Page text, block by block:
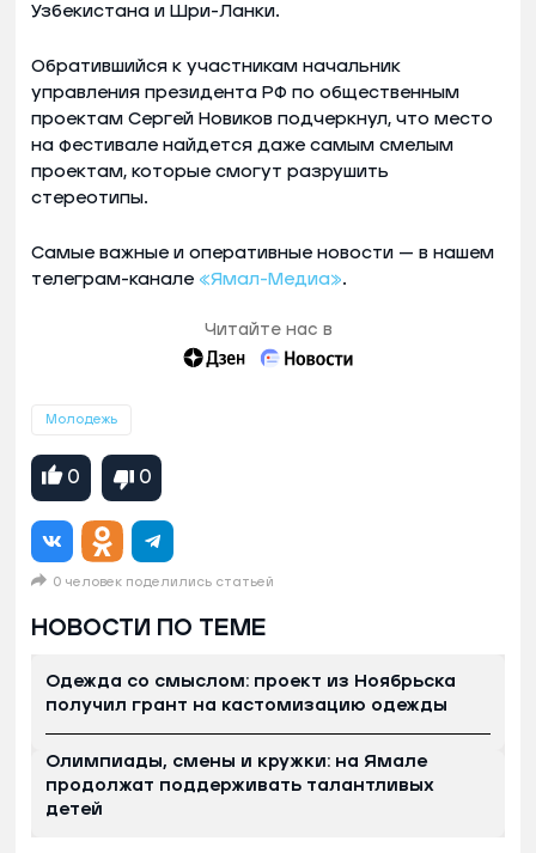
Узбекистана и Шри-Ланки.
Обратившийся к участникам начальник
управления президента РФ по общественным
проектам Сергей Новиков подчеркнул, что место
на фестивале найдется даже самым смелым
проектам, которые смогут разрушить
стереотипы.
Самые важные и оперативные новости — в нашем
телеграм-канале «Ямал-Медиа».
Читайте нас в
Молодежь
0 0
0 человек поделились статьей
НОВОСТИ ПО ТЕМЕ
Одежда со смыслом: проект из Ноябрьска
получил грант на кастомизацию одежды
Олимпиады, смены и кружки: на Ямале
продолжат поддерживать талантливых
детей